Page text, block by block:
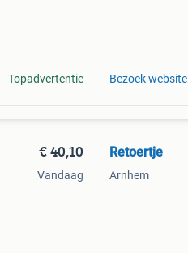
Topadvertentie Bezoek website
€ 40,10
Vandaag
Retoertje
Arnhem